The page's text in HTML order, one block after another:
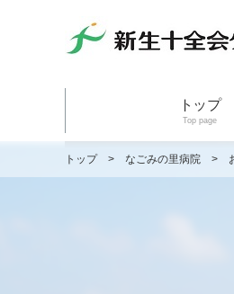
トップ
Top page
トップ > なごみの里病院 >